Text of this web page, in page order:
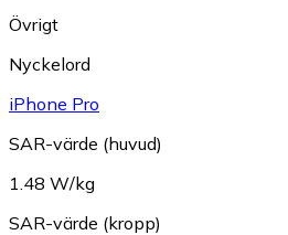
Övrigt
Nyckelord
iPhone Pro
SAR-värde (huvud)
1.48 W/kg
SAR-värde (kropp)